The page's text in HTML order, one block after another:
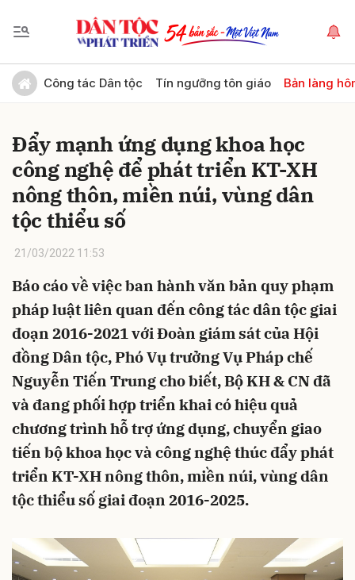
Công tác Dân tộc Tín ngưỡng tôn giáo Bản làng
Đẩy mạnh ứng dụng khoa học
công nghệ để phát triển KT-XH
nông thôn, miền núi, vùng dân
tộc thiểu số
21/03/2022 11:53
Báo cáo về việc ban hành văn bản quy phạm
pháp luật liên quan đến công tác dân tộc giai
đoạn 2016-2021 với Đoàn giám sát của Hội
đồng Dân tộc, Phó Vụ trưởng Vụ Pháp chế
Nguyễn Tiến Trung cho biết, Bộ KH & CN đã
và đang phối hợp triển khai có hiệu quả
chương trình hỗ trợ ứng dụng, chuyển giao
tiến bộ khoa học và công nghệ thúc đẩy phát
triển KT-XH nông thôn, miền núi, vùng dân
tộc thiểu số giai đoạn 2016-2025.
Gửi bình luận